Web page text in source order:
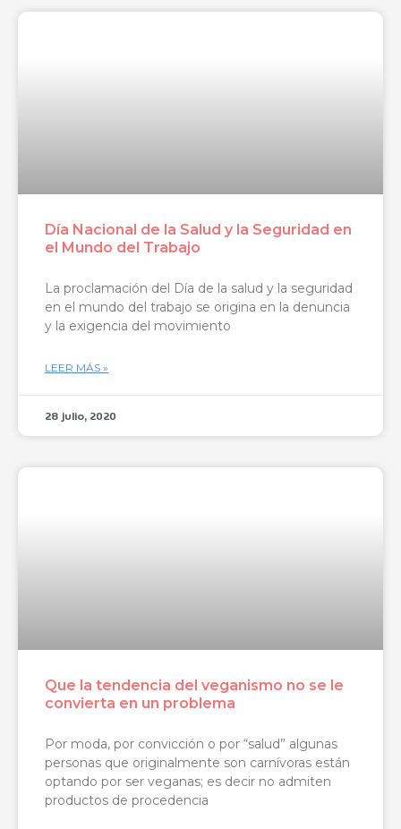
Día Nacional de la Salud y la Seguridad en
el Mundo del Trabajo
La proclamación del Día de la salud y la seguridad
en el mundo del trabajo se origina en la denuncia
y la exigencia del movimiento
LEER MÁS »
28 julio, 2020
Que la tendencia del veganismo no se le
convierta en un problema
Por moda, por convicción o por “salud” algunas
personas que originalmente son carnívoras están
optando por ser veganas; es decir no admiten
productos de procedencia